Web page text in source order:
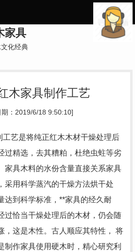
家具
化经典
木家具制作工艺
期：2019/6/18 9:50:10]
艺是将纯正红木木材干燥处理后
过精选，去其糟粕，杜绝虫蛀等劣
家具木料的水份含量直接关系家具
采用科学蒸汽的干燥方法烘干处
达到科学标准，**家具的经久耐
过恰当干燥处理后的木材，仍会随
，这是木性。古人顺应其特性， 将
制作家具使用硬木时，精心研究利